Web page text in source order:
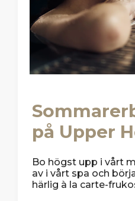
på Upper
Bo högst upp i vårt
av i vårt spa och
härlig à la carte-